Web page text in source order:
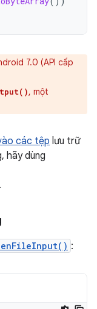
7.0 (API cấp
, một
các tệp lưu trữ
hãy dùng
.
: